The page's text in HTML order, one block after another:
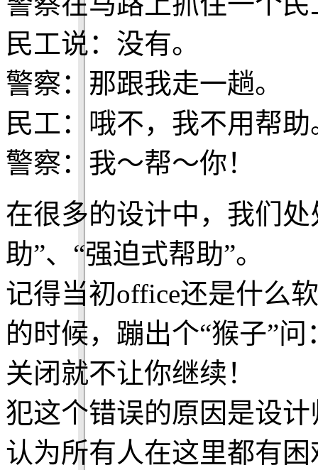
民工说：没有。
警察：那跟我走一趟。
民工：哦不，我不用帮助
警察：我～帮～你！
在很多的设计中，我们
助”、“强迫式帮助”。
记得当初office还是什么
的时候，蹦出个“猴子”
关闭就不让你继续！
犯这个错误的原因是设
认为所有人在这里都有